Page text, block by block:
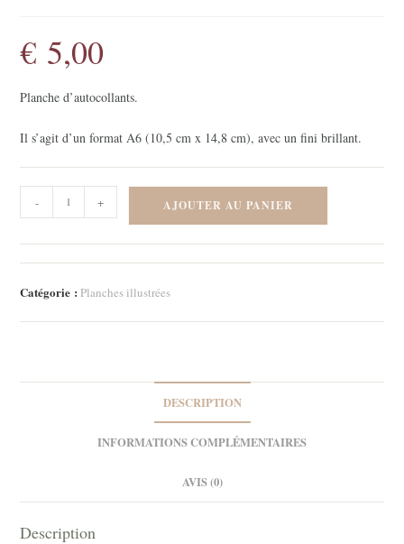
€ 5,00
Planche d’autocollants.
Il s’agit d’un format A6 (10,5 cm x 14,8 cm), avec un fini brillant.
de
Planche
d'autocollants
-
- + AJOUTER AU PANIER
Catégorie : Planches illustrées
DESCRIPTION
INFORMATIONS COMPLÉMENTAIRES
AVIS (0)
Description